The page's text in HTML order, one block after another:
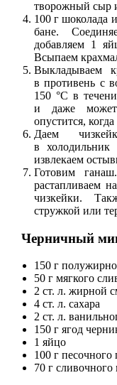
творожный сыр
100 г шоколада
бане.
добавляем 1
Всыпаем
Выкладываем
в противень с
150 °С в
и даже может
опустится,
Даем
в
извлекаем
Готовим
растапливаем
чизкейки.
стружкой или
Черничный
150 г
50 г мягкого
2 ст. л. жирной
4 ст. л. сахара
2 ст. л.
150 г ягод
1 яйцо
100 г песочного
70 г сливочного